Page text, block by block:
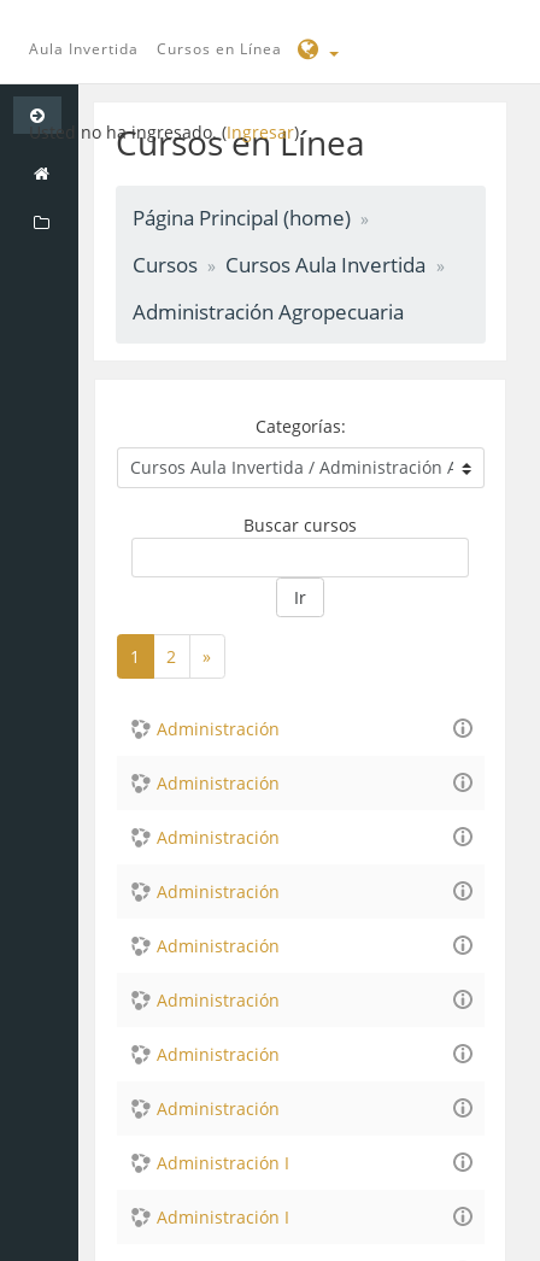
Saltar
contenido
Aula Invertida Cursos en Línea
Usted no ha ingresado. (Ingresar)
Cursos en Línea
Página Principal (home)
Cursos
Cursos Aula Invertida
Administración Agropecuaria
Categorías:
Buscar cursos
Ir
1
(actual)
2
»
Siguiente
Administración
Administración
Administración
Administración
Administración
Administración
Administración
Administración
Administración I
Administración I